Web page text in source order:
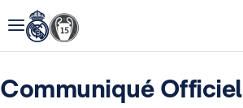
Communiqué Officiel